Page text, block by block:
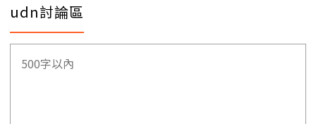
udn討論區